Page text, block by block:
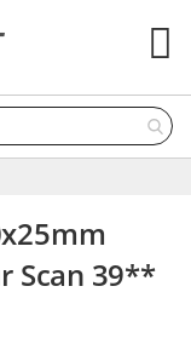
Scan 39**